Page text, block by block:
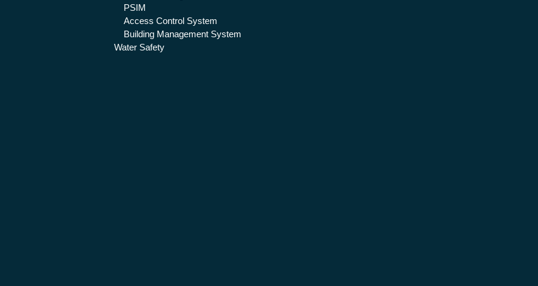
PSIM
Access Control System
Building Management System
Water Safety